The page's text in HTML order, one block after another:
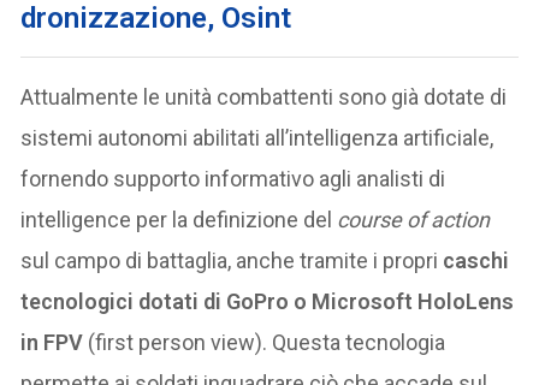
dronizzazione, Osint
Attualmente le unità combattenti sono già dotate di
sistemi autonomi abilitati all’intelligenza artificiale,
fornendo supporto informativo agli analisti di
intelligence per la definizione del course of action
sul campo di battaglia, anche tramite i propri caschi
tecnologici dotati di GoPro o Microsoft HoloLens
in FPV (first person view). Questa tecnologia